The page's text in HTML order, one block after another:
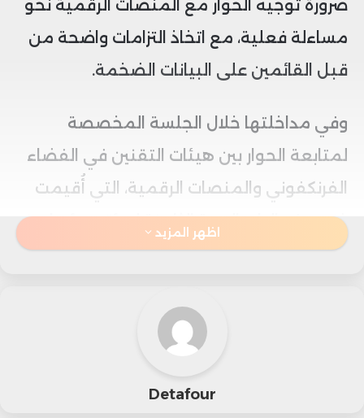
ضرورة توجيه الحوار مع المنصات الرقمية نحو
مساءلة فعلية، مع اتخاذ التزامات واضحة من
قبل القائمين على البيانات الضخمة.
وفي مداخلتها خلال الجلسة المخصصة
لمتابعة الحوار بين هيئات التقنين في الفضاء
الفرنكفوني والمنصات الرقمية، التي أُقيمت
ضمن فعاليات الدورة الثامنة لمؤتمر رؤساء
الهيئات الأعضاء في الشبكة الفرنكوفونية
الرقمية هو إجابات ملموسة، والتزامات محددة
اظهر المزيد
Detafour